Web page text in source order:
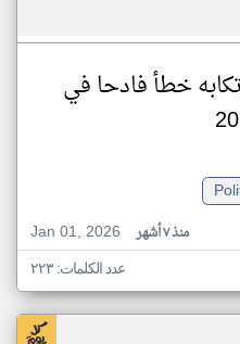
خطأ فادحا في
Jan 01, 2026
منذ ٧ أشهر
عدد الكلمات: ٢٢٣